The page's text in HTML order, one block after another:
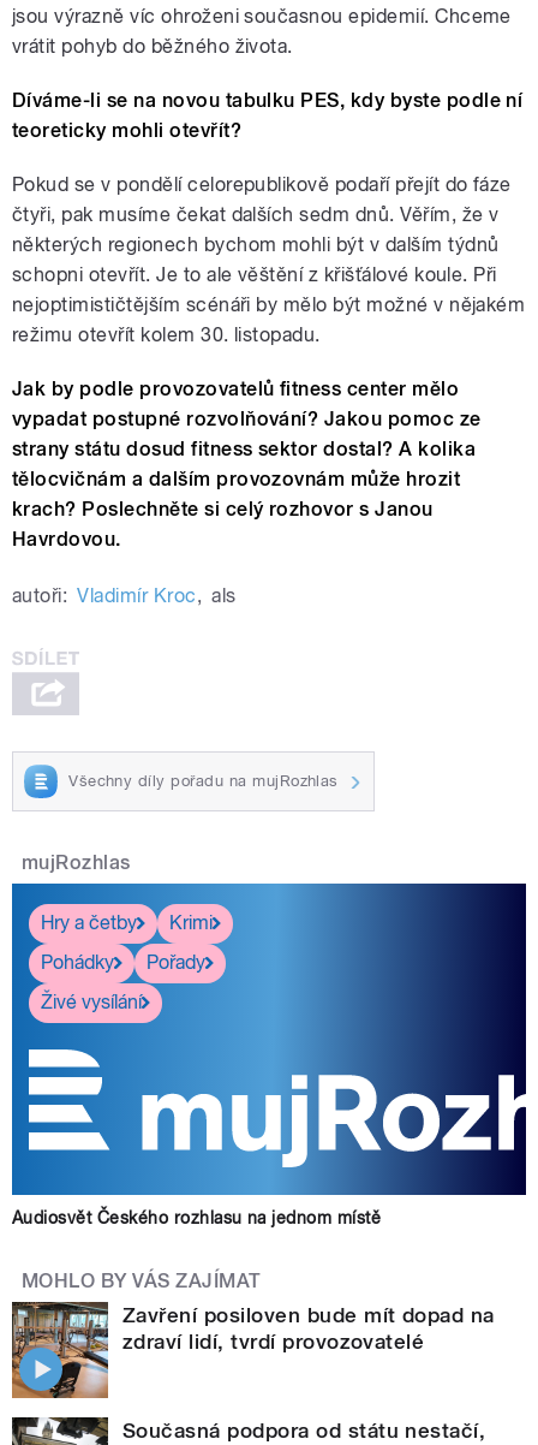
jsou výrazně víc ohroženi současnou epidemií. Chceme
vrátit pohyb do běžného života.
Díváme-li se na novou tabulku PES, kdy byste podle ní
teoreticky mohli otevřít?
Pokud se v pondělí celorepublikově podaří přejít do fáze
čtyři, pak musíme čekat dalších sedm dnů. Věřím, že v
některých regionech bychom mohli být v dalším týdnů
schopni otevřít. Je to ale věštění z křišťálové koule. Při
nejoptimističtějším scénáři by mělo být možné v nějakém
režimu otevřít kolem 30. listopadu.
Jak by podle provozovatelů fitness center mělo
vypadat postupné rozvolňování? Jakou pomoc ze
strany státu dosud fitness sektor dostal? A kolika
tělocvičnám a dalším provozovnám může hrozit
krach? Poslechněte si celý rozhovor s Janou
Havrdovou.
autoři: Vladimír Kroc, als
Všechny díly pořadu na mujRozhlas
mujRozhlas
Hry a četby
Krimi
Pohádky
Pořady
Živé vysílání
Audiosvět Českého rozhlasu na jednom místě
MOHLO BY VÁS ZAJÍMAT
Zavření posiloven bude mít dopad na
zdraví lidí, tvrdí provozovatelé
Současná podpora od státu nestačí,